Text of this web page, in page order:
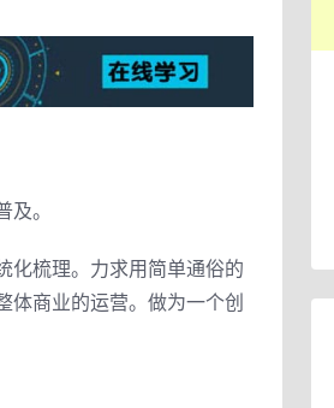
。
化梳理。力求用简单通俗的
体商业的运营。做为一个创